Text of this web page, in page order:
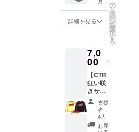
ラー：
ホワイ
ト・
カ
ラー：
ネイ
ビー サ
イズ：
S/M/L/X
L ※オプ
ション
よりサ
イズと
ショッ
プ
MESS
AROUN
Dとコラ
店の紹
介＞
『MES
S
AROUN
D』 札
幌のス
スキノ
駅から
徒歩２
詳細を見る
の
リ
タ
ー
ン
を
選
択
す
る
7,0
00 円
【CTR
狂い咲
きサン
ダー
ロード
ロンT】
カ
支援
者：
4人
お届